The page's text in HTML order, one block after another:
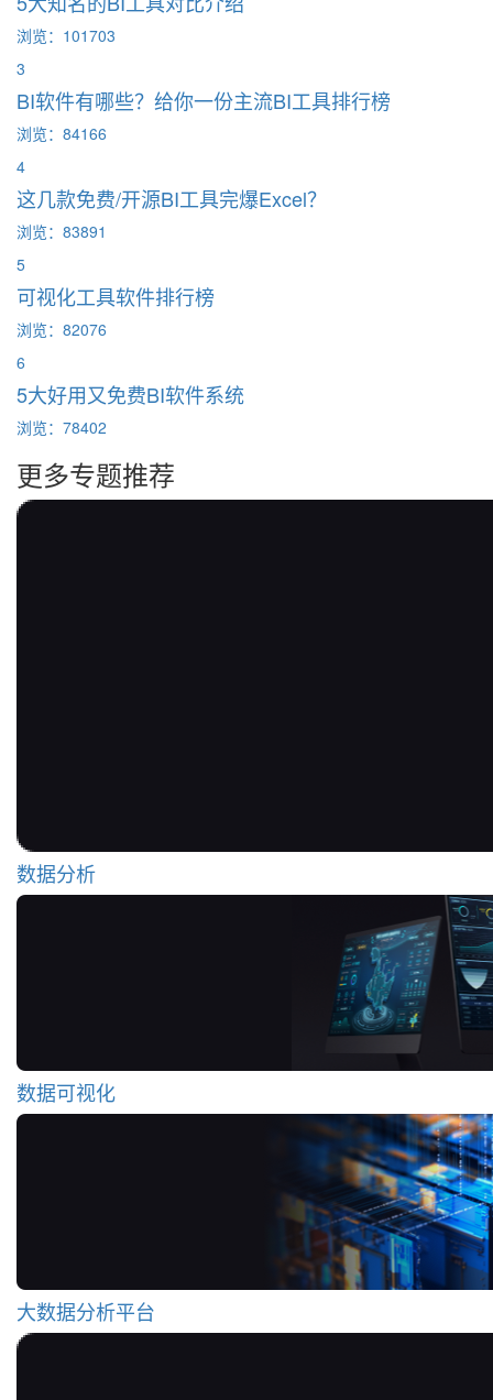
浏览：101703
3
BI软件有哪些？给你一份主流BI工具排行榜
浏览：84166
4
这几款免费/开源BI工具完爆Excel？
浏览：83891
5
可视化工具软件排行榜
浏览：82076
6
5大好用又免费BI软件系统
浏览：78402
更多专题推荐
数据分析
数据可视化
大数据分析平台